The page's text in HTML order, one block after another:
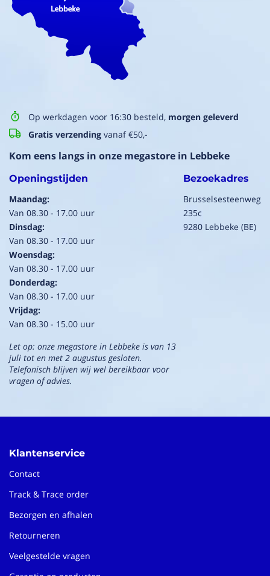
Op werkdagen voor 16:30 besteld, morgen geleverd
Gratis verzending vanaf €50,-
Kom eens langs in onze megastore in Lebbeke
Openingstijden
Maandag:
Van 08.30 - 17.00 uur
Dinsdag:
Van 08.30 - 17.00 uur
Woensdag:
Van 08.30 - 17.00 uur
Donderdag:
Van 08.30 - 17.00 uur
Vrijdag:
Van 08.30 - 15.00 uur
Let op: onze megastore in Lebbeke is van 13
juli tot en met 2 augustus gesloten.
Telefonisch blijven wij wel bereikbaar voor
vragen of advies.
Bezoekadres
Brusselsesteenweg
235c
9280 Lebbeke (BE)
Klantenservice
Contact
Track & Trace order
Bezorgen en afhalen
Retourneren
Veelgestelde vragen